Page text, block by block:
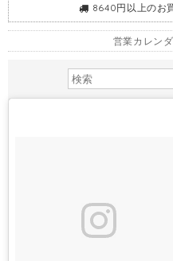
8640円以上のお
営業カレン